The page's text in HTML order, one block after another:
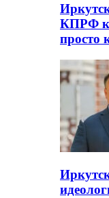
КПРФ
просто